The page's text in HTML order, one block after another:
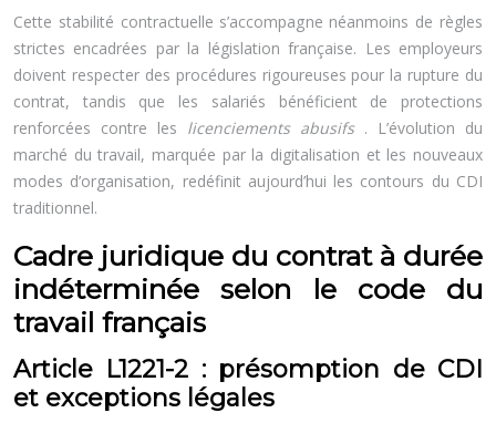
Cette stabilité contractuelle s’accompagne néanmoins de règles
strictes encadrées par la législation française. Les employeurs
doivent respecter des procédures rigoureuses pour la rupture du
contrat, tandis que les salariés bénéficient de protections
renforcées contre les licenciements abusifs . L’évolution du
marché du travail, marquée par la digitalisation et les nouveaux
modes d’organisation, redéfinit aujourd’hui les contours du CDI
traditionnel.
Cadre juridique du contrat à durée
indéterminée selon le code du
travail français
Article L1221-2 : présomption de CDI
et exceptions légales